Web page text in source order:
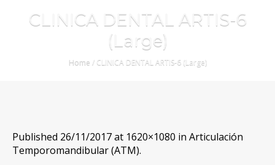
CLINICA DENTAL ARTIS-6
(Large)
Home / CLINICA DENTAL ARTIS-6 (Large)
Published 26/11/2017at 1620×1080 in Articulación
Temporomandibular (ATM).